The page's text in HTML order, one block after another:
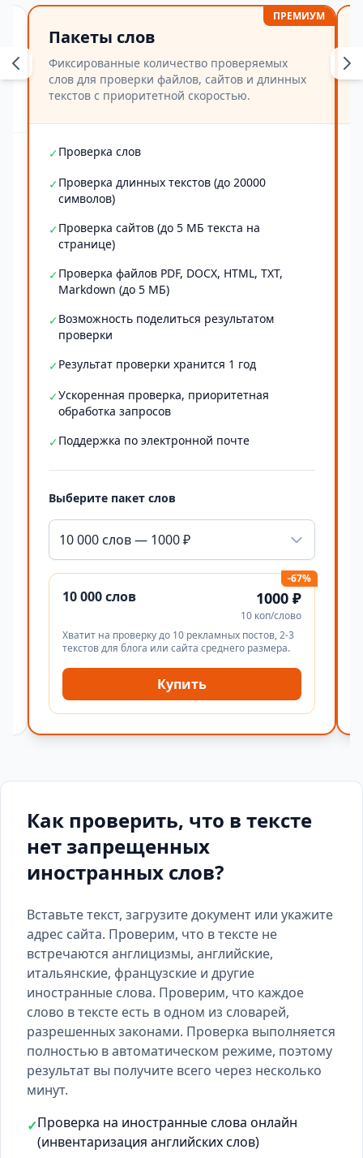
ПРЕМИУМ
Пакеты слов
Фиксированные количество проверяемых
слов для проверки файлов, сайтов и длинных
текстов с приоритетной скоростью.
✓Проверка слов
✓Проверка длинных текстов (до 20000
символов)
✓Проверка сайтов (до 5 МБ текста на
странице)
✓Проверка файлов PDF, DOCX, HTML, TXT,
Markdown (до 5 МБ)
✓Возможность поделиться результатом
проверки
✓Результат проверки хранится 1 год
✓Ускоренная проверка, приоритетная
обработка запросов
✓Поддержка по электронной почте
Выберите пакет слов
10 000 слов — 1000 ₽
-67%
10 000 слов 1000 ₽
10 коп/слово
Хватит на проверку до 10 рекламных постов, 2-3
текстов для блога или сайта среднего размера.
Купить
Как проверить, что в тексте
нет запрещенных
иностранных слов?
Вставьте текст, загрузите документ или укажите
адрес сайта. Проверим, что в тексте не
встречаются англицизмы, английские,
итальянские, французские и другие
иностранные слова. Проверим, что каждое
слово в тексте есть в одном из словарей,
разрешенных законами. Проверка выполняется
полностью в автоматическом режиме, поэтому
результат вы получите всего через несколько
минут.
✓Проверка на иностранные слова онлайн
(инвентаризация английских слов)